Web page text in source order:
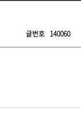
글번호 140060